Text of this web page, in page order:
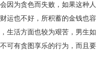
因为贪色而失败，如果这种人
运也不好，所积蓄的金钱也容
生活方面也较为艰苦，男生如
可有贪图享乐的行为，而且要